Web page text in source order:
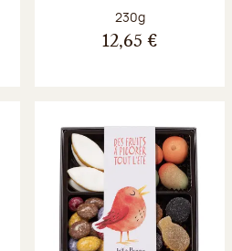
Poids net :
230g
12,65 €